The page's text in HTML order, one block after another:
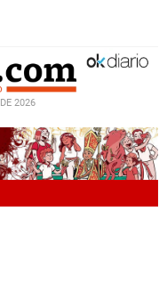
2026